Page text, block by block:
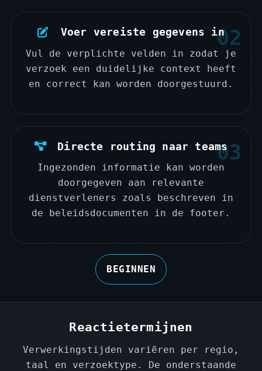
02
Voer vereiste gegevens in
Vul de verplichte velden in zodat je
verzoek een duidelijke context heeft
en correct kan worden doorgestuurd.
03
Directe routing naar teams
Ingezonden informatie kan worden
doorgegeven aan relevante
dienstverleners zoals beschreven in
de beleidsdocumenten in de footer.
BEGINNEN
Reactietermijnen
Verwerkingstijden variëren per regio,
taal en verzoektype. De onderstaande